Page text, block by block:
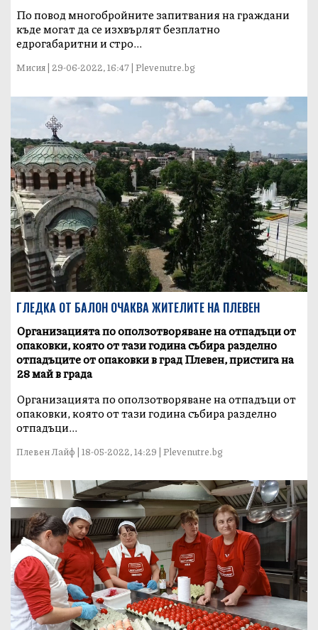
По повод многобройните запитвания на граждани
къде могат да се изхвърлят безплатно
едрогабаритни и стро...
Мисия | 29-06-2022, 16:47 | Plevenutre.bg
ГЛЕДКА ОТ БАЛОН ОЧАКВА ЖИТЕЛИТЕ НА ПЛЕВЕН
Организацията по оползотворяване на отпадъци от
опаковки, която от тази година събира разделно
отпадъците от опаковки в град Плевен, пристига на
28 май в града
Организацията по оползотворяване на отпадъци от
опаковки, която от тази година събира разделно
отпадъци...
Плевен Лайф | 18-05-2022, 14:29 | Plevenutre.bg